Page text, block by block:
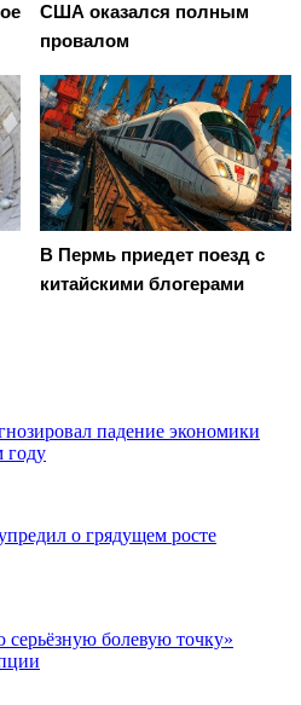
США оказался полным
провалом
В Пермь приедет поезд с
китайскими блогерами
падение экономики
году
о грядущем росте
серьёзную болевую точку»